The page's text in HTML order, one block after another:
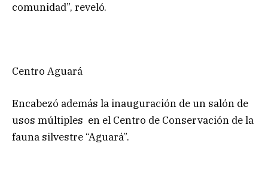
comunidad”, reveló.
Centro Aguará
Encabezó además la inauguración de un salón de
usos múltiples en el Centro de Conservación de la
fauna silvestre “Aguará”.